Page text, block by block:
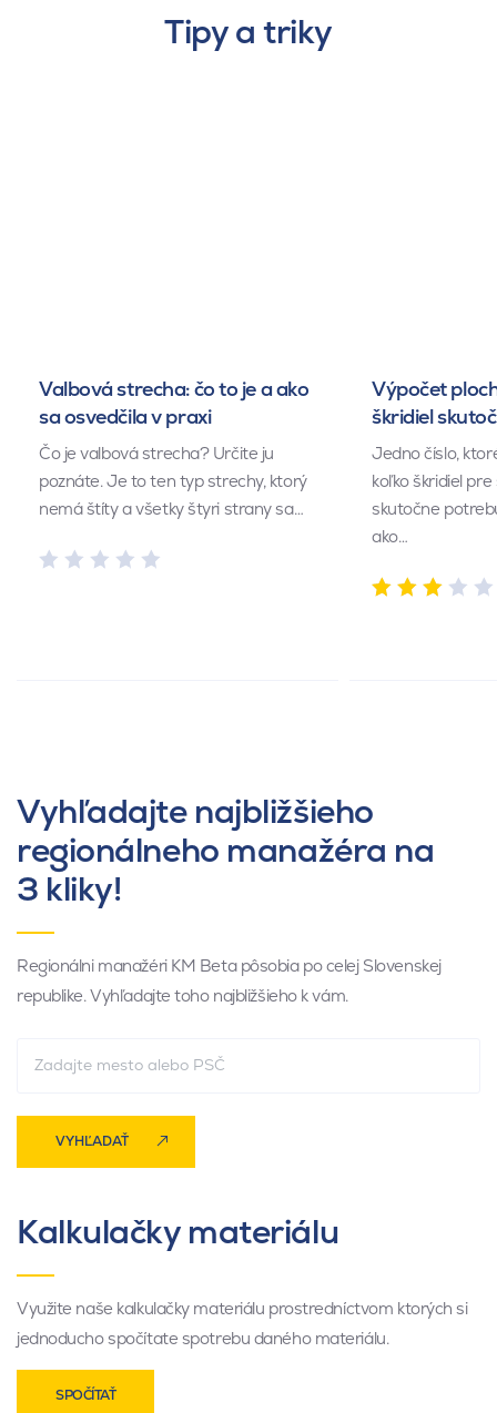
Tipy a triky
Valbová strecha: čo to je a ako
sa osvedčila v praxi
Čo je valbová strecha? Určite ju
poznáte. Je to ten typ strechy, ktorý
nemá štíty a všetky štyri strany sa…
Výpočet
škridiel
Jedno číslo,
koľko škridiel
skutočne
ako…
Vyhľadajte najbližšieho
regionálneho manažéra na
3 kliky!
Regionálni manažéri KM Beta pôsobia po celej Slovenskej
republike. Vyhľadajte toho najbližšieho k vám.
VYHĽADAŤ
Kalkulačky materiálu
Využite naše kalkulačky materiálu prostredníctvom ktorých si
jednoducho spočítate spotrebu daného materiálu.
SPOČÍTAŤ